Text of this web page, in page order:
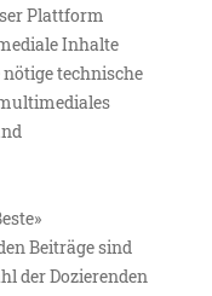
Plattform
Inhalte
technische
Beiträge sind
der Dozierenden